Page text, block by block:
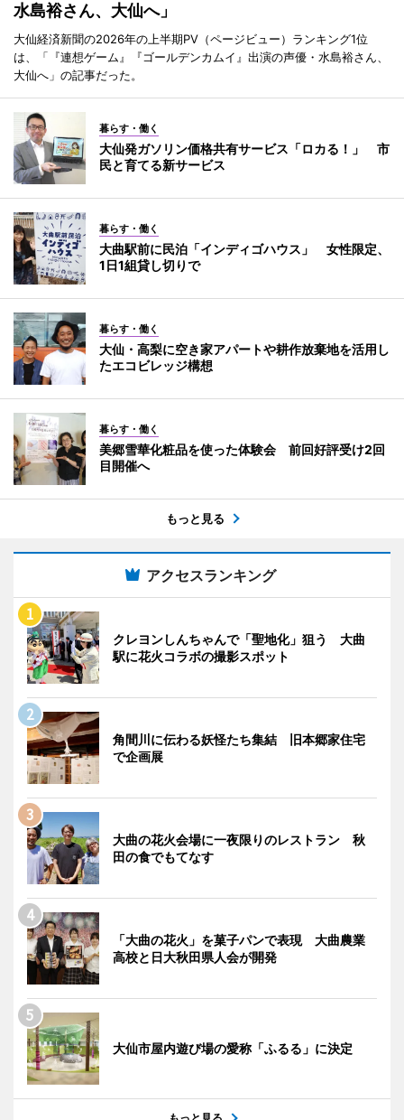
水島裕さん、大仙へ」
大仙経済新聞の2026年の上半期PV（ページビュー）ランキング1位
は、「『連想ゲーム』『ゴールデンカムイ』出演の声優・水島裕さん、
大仙へ」の記事だった。
暮らす・働く
大仙発ガソリン価格共有サービス「ロカる！」 市
民と育てる新サービス
暮らす・働く
大曲駅前に民泊「インディゴハウス」 女性限定、
1日1組貸し切りで
暮らす・働く
大仙・高梨に空き家アパートや耕作放棄地を活用し
たエコビレッジ構想
暮らす・働く
美郷雪華化粧品を使った体験会 前回好評受け2回
目開催へ
もっと見る
アクセスランキング
クレヨンしんちゃんで「聖地化」狙う 大曲
駅に花火コラボの撮影スポット
角間川に伝わる妖怪たち集結 旧本郷家住宅
で企画展
大曲の花火会場に一夜限りのレストラン 秋
田の食でもてなす
「大曲の花火」を菓子パンで表現 大曲農業
高校と日大秋田県人会が開発
大仙市屋内遊び場の愛称「ふるる」に決定